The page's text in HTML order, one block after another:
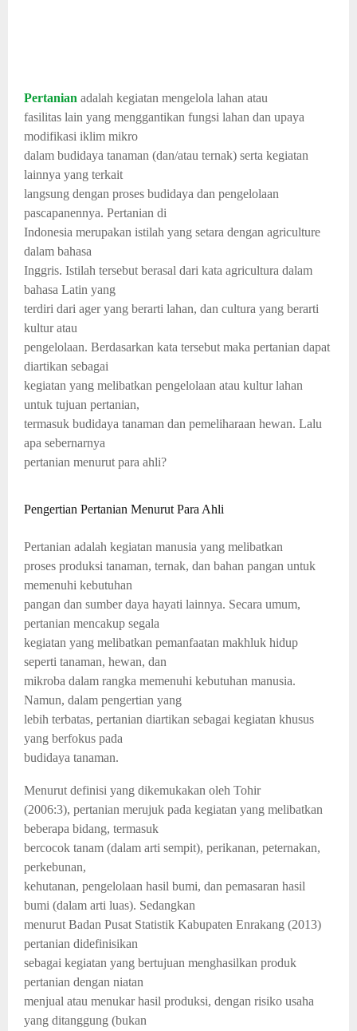
Pertanian adalah kegiatan mengelola lahan atau
fasilitas lain yang menggantikan fungsi lahan dan upaya
modifikasi iklim mikro
dalam budidaya tanaman (dan/atau ternak) serta kegiatan
lainnya yang terkait
langsung dengan proses budidaya dan pengelolaan
pascapanennya. Pertanian di
Indonesia merupakan istilah yang setara dengan agriculture
dalam bahasa
Inggris. Istilah tersebut berasal dari kata agricultura dalam
bahasa Latin yang
terdiri dari ager yang berarti lahan, dan cultura yang berarti
kultur atau
pengelolaan. Berdasarkan kata tersebut maka pertanian dapat
diartikan sebagai
kegiatan yang melibatkan pengelolaan atau kultur lahan
untuk tujuan pertanian,
termasuk budidaya tanaman dan pemeliharaan hewan. Lalu
apa sebernarnya
pertanian menurut para ahli?
Pengertian Pertanian Menurut Para Ahli
Pertanian adalah kegiatan manusia yang melibatkan
proses produksi tanaman, ternak, dan bahan pangan untuk
memenuhi kebutuhan
pangan dan sumber daya hayati lainnya. Secara umum,
pertanian mencakup segala
kegiatan yang melibatkan pemanfaatan makhluk hidup
seperti tanaman, hewan, dan
mikroba dalam rangka memenuhi kebutuhan manusia.
Namun, dalam pengertian yang
lebih terbatas, pertanian diartikan sebagai kegiatan khusus
yang berfokus pada
budidaya tanaman.
Menurut definisi yang dikemukakan oleh Tohir
(2006:3), pertanian merujuk pada kegiatan yang melibatkan
beberapa bidang, termasuk
bercocok tanam (dalam arti sempit), perikanan, peternakan,
perkebunan,
kehutanan, pengelolaan hasil bumi, dan pemasaran hasil
bumi (dalam arti luas). Sedangkan
menurut Badan Pusat Statistik Kabupaten Enrakang (2013)
pertanian didefinisikan
sebagai kegiatan yang bertujuan menghasilkan produk
pertanian dengan niatan
menjual atau menukar hasil produksi, dengan risiko usaha
yang ditanggung (bukan